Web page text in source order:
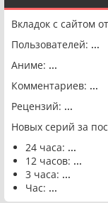
Вкладок с сайтом
Пользователей: ...
Аниме: ...
Комментариев: ...
Рецензий: ...
Новых серий за
24 часа: ...
12 часов: ...
3 часа: ...
Час: ...